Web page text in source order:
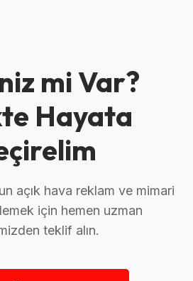
mi Var?
Hayata
açık hava reklam ve mimari
için hemen uzman
teklif alın.